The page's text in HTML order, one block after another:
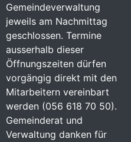
Gemeindeverwaltung
jeweils am Nachmittag
geschlossen. Termine
ausserhalb dieser
Öffnungszeiten dürfen
vorgängig direkt mit den
Mitarbeitern vereinbart
werden (056 618 70 50).
Gemeinderat und
Verwaltung danken für